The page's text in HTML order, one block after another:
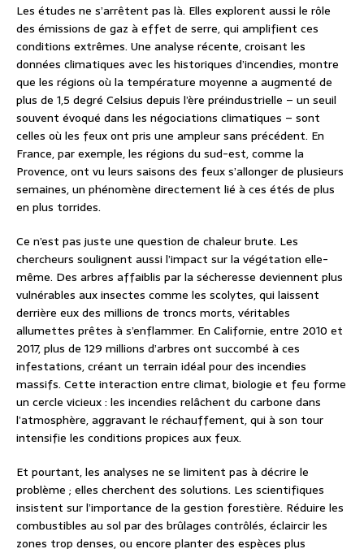
Les études ne s’arrêtent pas là. Elles explorent aussi le rôle
des émissions de gaz à effet de serre, qui amplifient ces
conditions extrêmes. Une analyse récente, croisant les
données climatiques avec les historiques d’incendies, montre
que les régions où la température moyenne a augmenté de
plus de 1,5 degré Celsius depuis l’ère préindustrielle – un seuil
souvent évoqué dans les négociations climatiques – sont
celles où les feux ont pris une ampleur sans précédent. En
France, par exemple, les régions du sud-est, comme la
Provence, ont vu leurs saisons des feux s’allonger de plusieurs
semaines, un phénomène directement lié à ces étés de plus
en plus torrides.
Ce n’est pas juste une question de chaleur brute. Les
chercheurs soulignent aussi l’impact sur la végétation elle-
même. Des arbres affaiblis par la sécheresse deviennent plus
vulnérables aux insectes comme les scolytes, qui laissent
derrière eux des millions de troncs morts, véritables
allumettes prêtes à s’enflammer. En Californie, entre 2010 et
2017, plus de 129 millions d’arbres ont succombé à ces
infestations, créant un terrain idéal pour des incendies
massifs. Cette interaction entre climat, biologie et feu forme
un cercle vicieux : les incendies relâchent du carbone dans
l’atmosphère, aggravant le réchauffement, qui à son tour
intensifie les conditions propices aux feux.
Et pourtant, les analyses ne se limitent pas à décrire le
problème ; elles cherchent des solutions. Les scientifiques
insistent sur l’importance de la gestion forestière. Réduire les
combustibles au sol par des brûlages contrôlés, éclaircir les
zones trop denses, ou encore planter des espèces plus